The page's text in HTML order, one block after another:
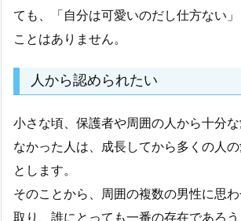
ても、「自分は可愛いのだし仕方ない
ことはありません。
人から認められたい
小さな頃、保護者や周囲の人から十分
なかった人は、成長してから多くの人
とします。
そのことから、周囲の複数の男性に思
取り、誰にとっても一番の存在であろう